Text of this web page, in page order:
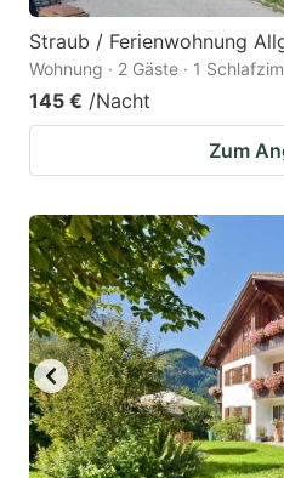
Straub / Ferienwohnung
Wohnung · 2 Gäste · 1
145 € /Nacht
Zum